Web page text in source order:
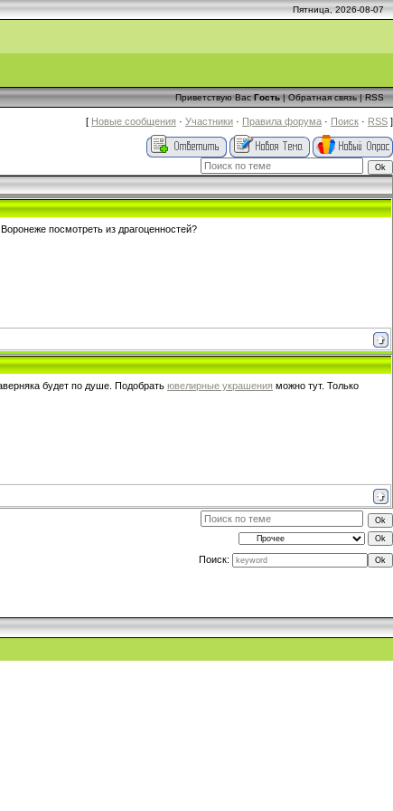
Пятница, 2026-08-07
Приветствую Вас Гость|Обратная связь|RSS
[ Новые сообщения · Участники · Правила форума · Поиск · RSS ]
посмотреть из драгоценностей?
будет по душе. Подобрать ювелирные украшения можно тут. Только
Поиск: